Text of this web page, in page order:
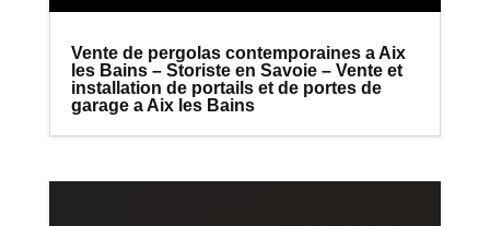
Vente de pergolas contemporaines a Aix
les Bains – Storiste en Savoie – Vente et
installation de portails et de portes de
garage a Aix les Bains